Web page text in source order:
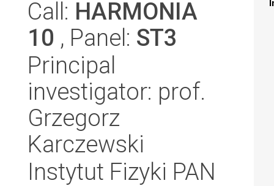
Call: HARMONIA
10 , Panel: ST3
Principal
investigator: prof.
Grzegorz
Karczewski
Instytut Fizyki PAN